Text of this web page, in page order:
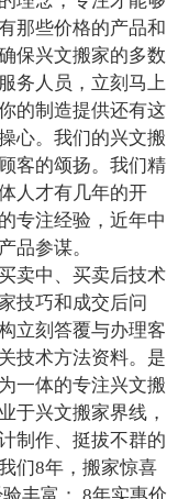
那些价格的产品和
保兴文搬家的多数
务人员，立刻马上
的制造提供还有这
心。我们的兴文搬
客的颂扬。我们精
人才有几年的开
专注经验，近年中
品参谋。
中、买卖后技术
技巧和成交后问
立刻答覆与办理客
技术方法资料。是
一体的专注兴文搬
于兴文搬家界线，
制作、挺拔不群的
们8年，搬家惊喜